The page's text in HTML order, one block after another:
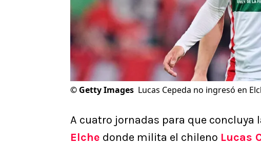
© Getty Images Lucas Cepeda no ingresó en
A cuatro jornadas para que concluya
Elche donde milita el chileno Lucas